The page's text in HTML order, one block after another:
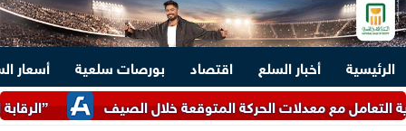
الرئيسية أخبار السلع اقتصاد بورصات سلعية
أسعار
”الرقابة
مع معدلات الحركة المتوقعة خلال الصيف